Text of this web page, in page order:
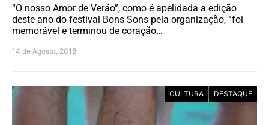
“O nosso Amor de Verão”, como é apelidada a edição
deste ano do festival Bons Sons pela organização, “foi
memorável e terminou de coração…
14 de Agosto, 2018
CULTURA DESTAQUE